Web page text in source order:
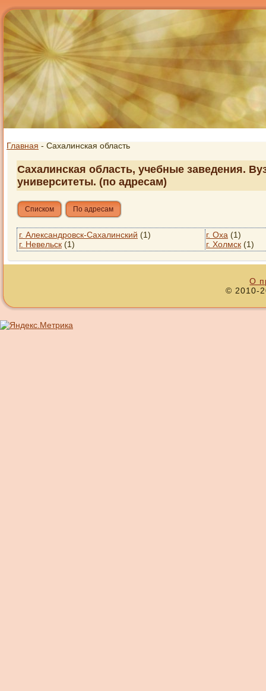
Главная - Сахалинская область
Сахалинская область, учебные заведения.
университеты. (по адресам)
Списком По адресам
г. Александровск-Сахалинский (1)
г. Невельск (1)
г. Оха (1)
г. Холмск (1)
О
© 2010-